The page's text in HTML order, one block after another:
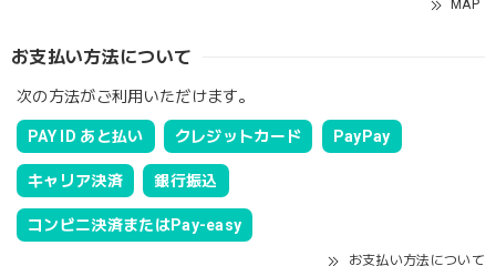
MAP
お支払い方法について
次の方法がご利用いただけます。
PAY ID あと払い クレジットカード PayPay
キャリア決済 銀行振込
コンビニ決済またはPay-easy
お支払い方法について